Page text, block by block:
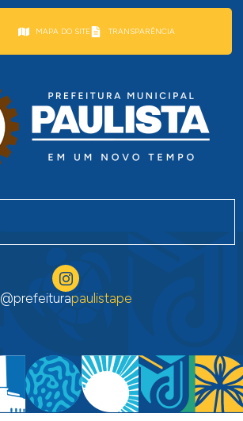
MAPA DO SITE TRANSPARÊNCIA
@prefeiturapaulistape